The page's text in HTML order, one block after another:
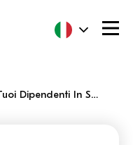
Come Gestire I Tuoi Dipendenti In Smart Working In 5 Semplici Passi